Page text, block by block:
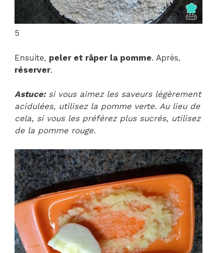
5
Ensuite, peler et râper la pomme. Après,
réserver.
Astuce:si vous aimez les saveurs légèrement
acidulées, utilisez la pomme verte. Au lieu de
cela, si vous les préférez plus sucrés, utilisez
de la pomme rouge.